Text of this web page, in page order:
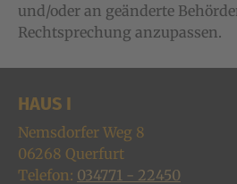
und/oder an geänderte
Rechtsprechung anzupassen.
HAUS I
Nemsdorfer Weg 8
06268 Querfurt
Telefon: 034771 - 22450